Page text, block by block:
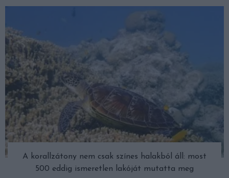
A korallzátony nem csak színes halakból áll: most
500 eddig ismeretlen lakóját mutatta meg